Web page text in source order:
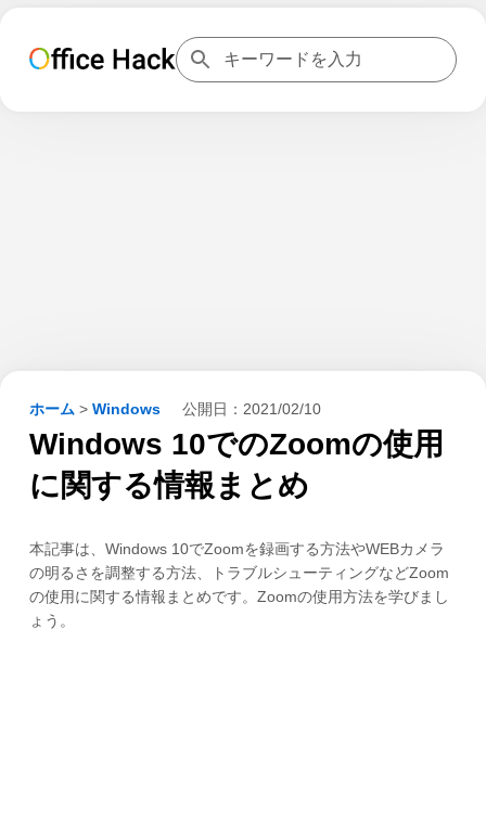
ホーム > Windows 公開日： 2021/02/10
Windows 10でのZoomの使用
に関する情報まとめ
本記事は、Windows 10でZoomを録画する方法やWEBカメラ
の明るさを調整する方法、トラブルシューティングなどZoom
の使用に関する情報まとめです。Zoomの使用方法を学びまし
ょう。